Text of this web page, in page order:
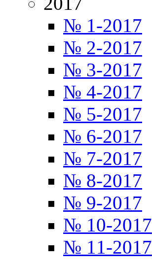
№ 1-2017
№ 2-2017
№ 3-2017
№ 4-2017
№ 5-2017
№ 6-2017
№ 7-2017
№ 8-2017
№ 9-2017
№ 10-2017
№ 11-2017